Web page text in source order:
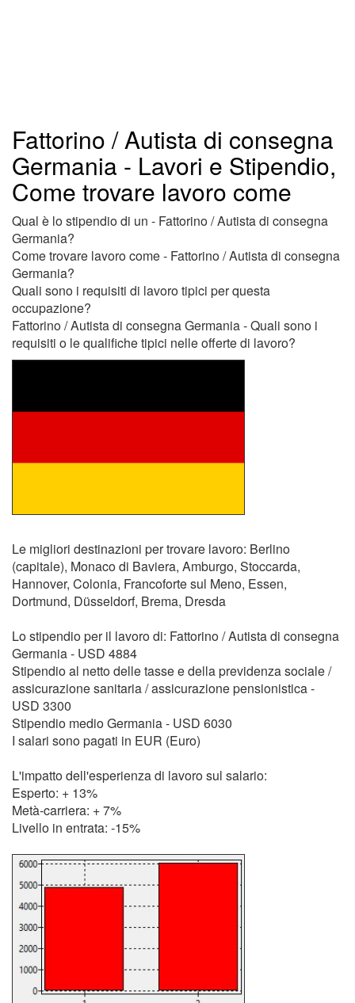
Fattorino / Autista di consegna
Germania - Lavori e Stipendio,
Come trovare lavoro come
Qual è lo stipendio di un - Fattorino / Autista di consegna
Germania?
Come trovare lavoro come - Fattorino / Autista di consegna
Germania?
Quali sono i requisiti di lavoro tipici per questa
occupazione?
Fattorino / Autista di consegna Germania - Quali sono i
requisiti o le qualifiche tipici nelle offerte di lavoro?
Le migliori destinazioni per trovare lavoro: Berlino
(capitale), Monaco di Baviera, Amburgo, Stoccarda,
Hannover, Colonia, Francoforte sul Meno, Essen,
Dortmund, Düsseldorf, Brema, Dresda
Lo stipendio per il lavoro di: Fattorino / Autista di consegna
Germania - USD 4884
Stipendio al netto delle tasse e della previdenza sociale /
assicurazione sanitaria / assicurazione pensionistica -
USD 3300
Stipendio medio Germania - USD 6030
I salari sono pagati in EUR (Euro)
L'impatto dell'esperienza di lavoro sul salario:
Esperto: + 13%
Metà-carriera: + 7%
Livello in entrata: -15%